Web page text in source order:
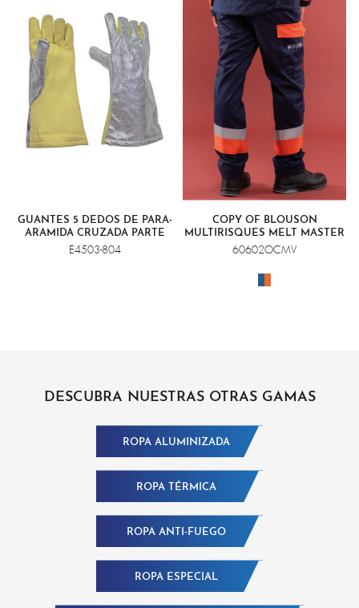
GUANTES 5 DEDOS DE PARA-
ARAMIDA CRUZADA PARTE
SUPERIOR Y MANGAS
E4503-804
COPY OF BLOUSON
MULTIRISQUES MELT MASTER
60602OCMV
DESCUBRA NUESTRAS OTRAS GAMAS
ROPA ALUMINIZADA
ROPA TÉRMICA
ROPA ANTI-FUEGO
ROPA ESPECIAL